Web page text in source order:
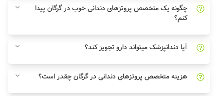
چگونه یک متخصص پروتزهای دندانی خوب در گرگان پیدا
کنم؟
آیا دندانپزشک میتواند دارو تجویز کند؟
هزینه متخصص پروتزهای دندانی در گرگان چقدر است؟